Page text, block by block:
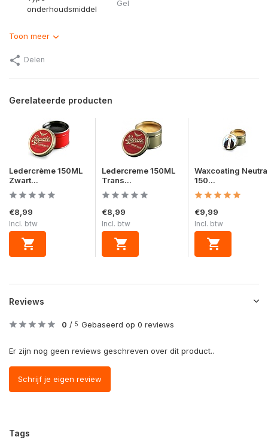
onderhoudsmiddel
Gel
Toon meer
Delen
Gerelateerde producten
Ledercrème 150ML
Zwart...
€8,99
Incl. btw
Ledercreme 150ML
Trans...
€8,99
Incl. btw
Waxcoating
150...
€9,99
Incl. btw
Reviews
0 / 5 Gebaseerd op 0 reviews
Er zijn nog geen reviews geschreven over dit product..
Schrijf je eigen review
Tags